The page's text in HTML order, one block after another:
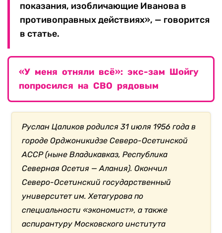
показания, изобличающие Иванова в
противоправных действиях», — говорится
в статье.
«У меня отняли всё»: экс-зам Шойгу
попросился на СВО рядовым
Руслан Цаликов родился 31 июля 1956 года в
городе Орджоникидзе Северо-Осетинской
АССР (ныне Владикавказ, Республика
Северная Осетия — Алания). Окончил
Северо-Осетинский государственный
университет им. Хетагурова по
специальности «экономист», а также
аспирантуру Московского института